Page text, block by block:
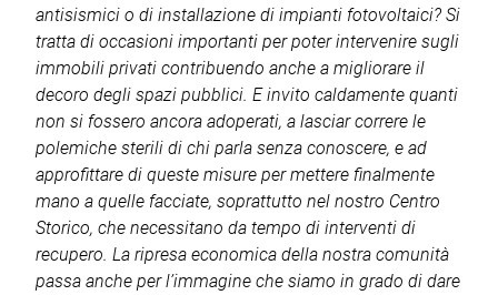
antisismici o di installazione di impianti fotovoltaici? Si
tratta di occasioni importanti per poter intervenire sugli
immobili privati contribuendo anche a migliorare il
decoro degli spazi pubblici. E invito caldamente quanti
non si fossero ancora adoperati, a lasciar correre le
polemiche sterili di chi parla senza conoscere, e ad
approfittare di queste misure per mettere finalmente
mano a quelle facciate, soprattutto nel nostro Centro
Storico, che necessitano da tempo di interventi di
recupero. La ripresa economica della nostra comunità
passa anche per l’immagine che siamo in grado di dare